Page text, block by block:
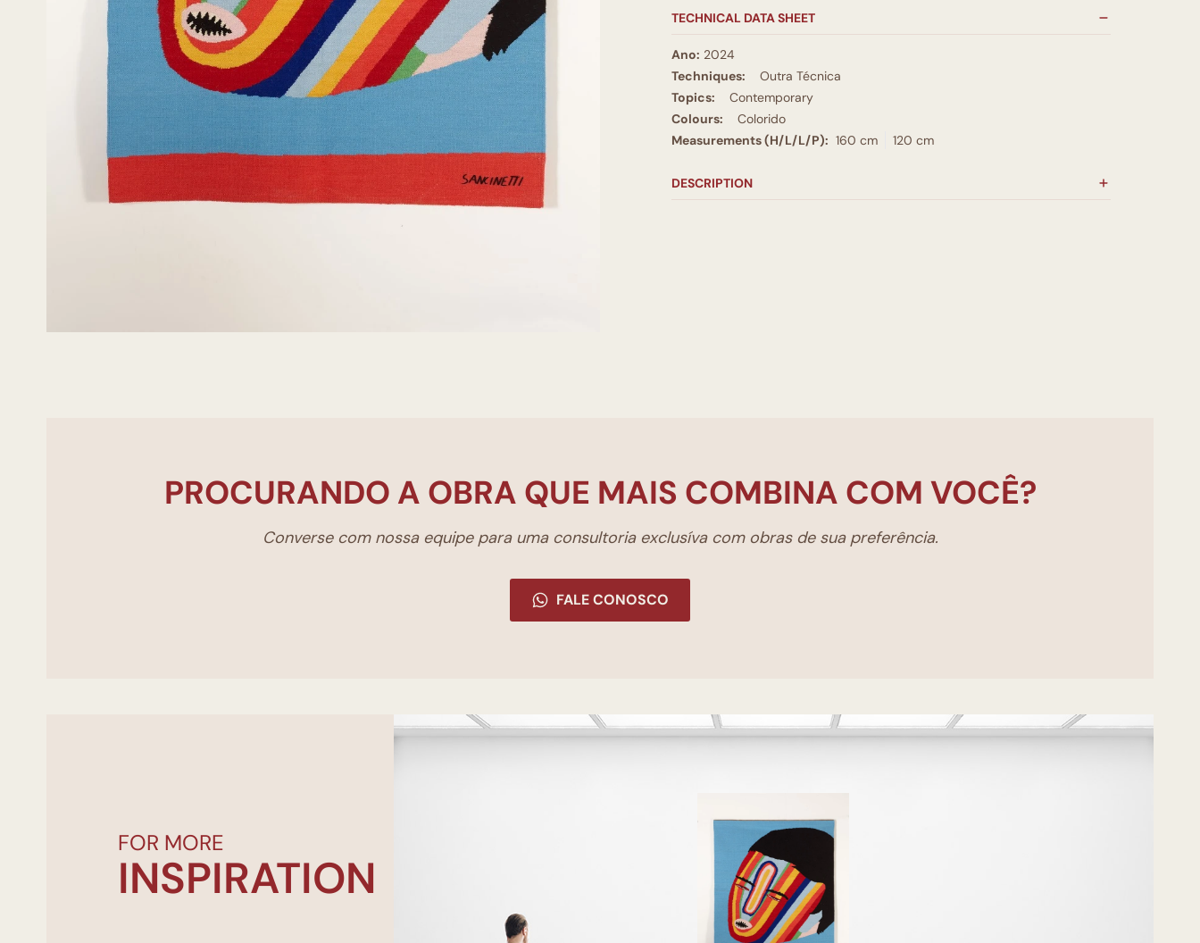
TECHNICAL DATA SHEET
Ano: 2024
Techniques:
Outra Técnica
Topics:
Contemporary
Colours:
Colorido
Measurements (H/L/L/P): 160 cm 120 cm
DESCRIPTION
PROCURANDO A OBRA QUE MAIS COMBINA COM VOCÊ?
Converse com nossa equipe para uma consultoria exclusíva com obras de sua preferência.
FALE CONOSCO
FOR MORE
INSPIRATION